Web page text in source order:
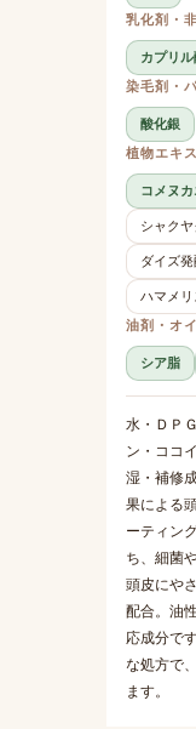
乳化剤・
カプリ
染毛剤・
酸化銀
植物エキス
コメヌ
シャク
ダイズ発
ハマメリ
油剤・オ
シア脂
水・ＤＰ
ン・ココ
湿・補修
果による
ーティン
ち、細菌
頭皮にや
配合。油
応成分で
な処方で
ます。